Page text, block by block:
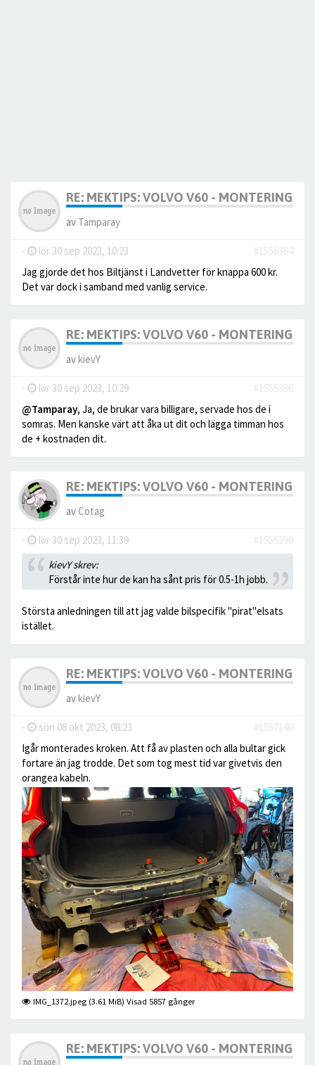
RE: MEKTIPS: VOLVO V60 - MONTERING AV
av Tamparay
- lör 30 sep 2023, 10:23
#1556384
Jag gjorde det hos Biltjänst i Landvetter för knappa 600 kr.
Det var dock i samband med vanlig service.
RE: MEKTIPS: VOLVO V60 - MONTERING AV
avkievY
- lör 30 sep 2023, 10:29
#1556386
@Tamparay, Ja, de brukar vara billigare, servade hos de i
somras. Men kanske värt att åka ut dit och lägga timman hos
de + kostnaden dit.
RE: MEKTIPS: VOLVO V60 - MONTERING AV
avCotag
- lör 30 sep 2023, 11:39
#1556390
kievY skrev:
Förstår inte hur de kan ha sånt pris för 0.5-1h jobb.
Största anledningen till att jag valde bilspecifik "pirat"elsats
istället.
RE: MEKTIPS: VOLVO V60 - MONTERING AV
avkievY
- sön 08 okt 2023, 08:23
#1557140
Igår monterades kroken. Att få av plasten och alla bultar gick
fortare än jag trodde. Det som tog mest tid var givetvis den
orangea kabeln.
IMG_1372.jpeg (3.61 MiB) Visad 5857 gånger
RE: MEKTIPS: VOLVO V60 - MONTERING AV